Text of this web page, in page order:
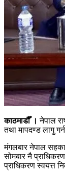
काठमाडौँ । नेपाल
तथा मापदण्ड लागु
मंगलबार नेपाल
सोमबार नै
प्राधिकरण स्वयत्त